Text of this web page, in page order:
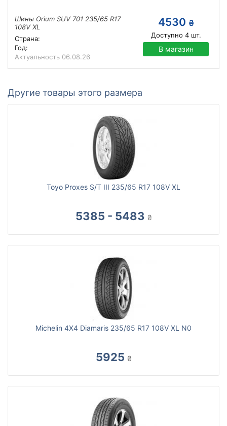
Шины Orium SUV 701 235/65 R17
108V XL
Страна:
Год:
Актуальность 06.08.26
4530 ₴
Доступно 4шт.
В магазин
Другие товары этого размера
Toyo Proxes S/T III 235/65 R17 108V XL
5385 - 5483 ₴
Michelin 4X4 Diamaris 235/65 R17 108V XL N0
5925 ₴